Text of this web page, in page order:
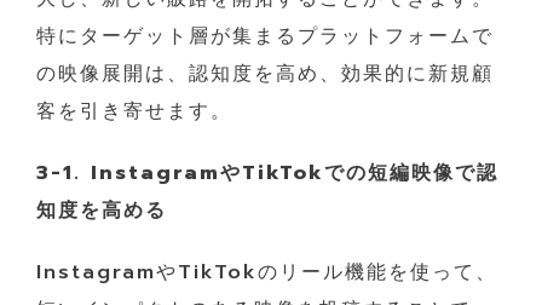
特にターゲット層が集まるプラットフォームで
の映像展開は、認知度を高め、効果的に新規顧
客を引き寄せます。
3-1. InstagramやTikTokでの短編映像で認
知度を高める
InstagramやTikTokのリール機能を使って、